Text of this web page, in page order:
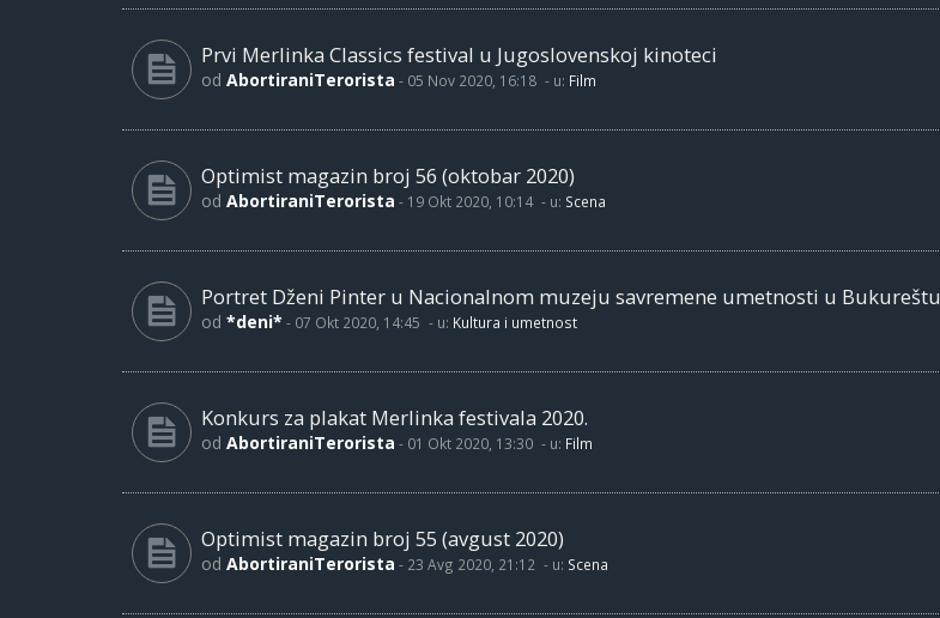
Prvi Merlinka Classics festival u Jugoslovenskoj kinoteci
od AbortiraniTerorista - 05 Nov 2020, 16:18 - u: Film
Optimist magazin broj 56 (oktobar 2020)
od AbortiraniTerorista - 19 Okt 2020, 10:14 - u: Scena
Portret Dženi Pinter u Nacionalnom muzeju savremene umetnosti u Bukureštu
od *deni* - 07 Okt 2020, 14:45 - u: Kultura i umetnost
Konkurs za plakat Merlinka festivala 2020.
od AbortiraniTerorista - 01 Okt 2020, 13:30 - u: Film
Optimist magazin broj 55 (avgust 2020)
od AbortiraniTerorista - 23 Avg 2020, 21:12 - u: Scena